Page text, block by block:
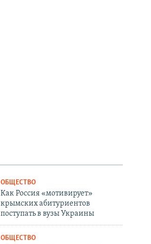
ОБЩЕСТВО
Как Россия «мотивирует»
крымских абитуриентов
поступать в вузы Украины
ОБЩЕСТВО